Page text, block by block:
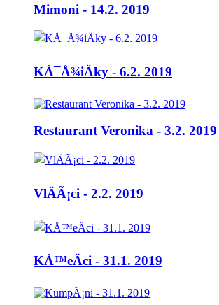
Mimoni - 14.2. 2019
KÅ¯Å¾iÄky - 6.2. 2019
Restaurant Veronika - 3.2. 2019
VlÄÃ¡ci - 2.2. 2019
KÅ™eÄci - 31.1. 2019